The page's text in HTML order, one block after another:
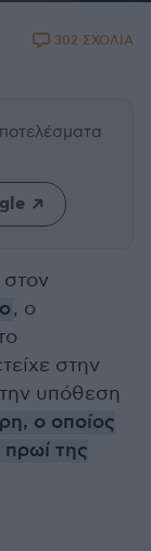
302 ΣΧΟΛΙΑ
, ο
στην
υπόθεση
ο οποίος
της